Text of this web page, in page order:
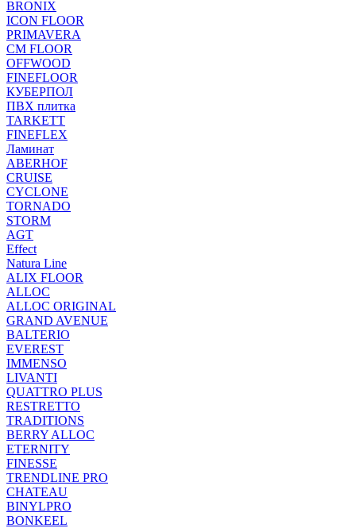
BRONIX
ICON FLOOR
PRIMAVERA
CM FLOOR
OFFWOOD
FINEFLOOR
КУБЕРПОЛ
ПВХ плитка
TARKETT
FINEFLEX
Ламинат
ABERHOF
CRUISE
CYCLONE
TORNADO
STORM
AGT
Effect
Natura Line
ALIX FLOOR
ALLOC
ALLOC ORIGINAL
GRAND AVENUE
BALTERIO
EVEREST
IMMENSO
LIVANTI
QUATTRO PLUS
RESTRETTO
TRADITIONS
BERRY ALLOC
ETERNITY
FINESSE
TRENDLINE PRO
CHATEAU
BINYLPRO
BONKEEL